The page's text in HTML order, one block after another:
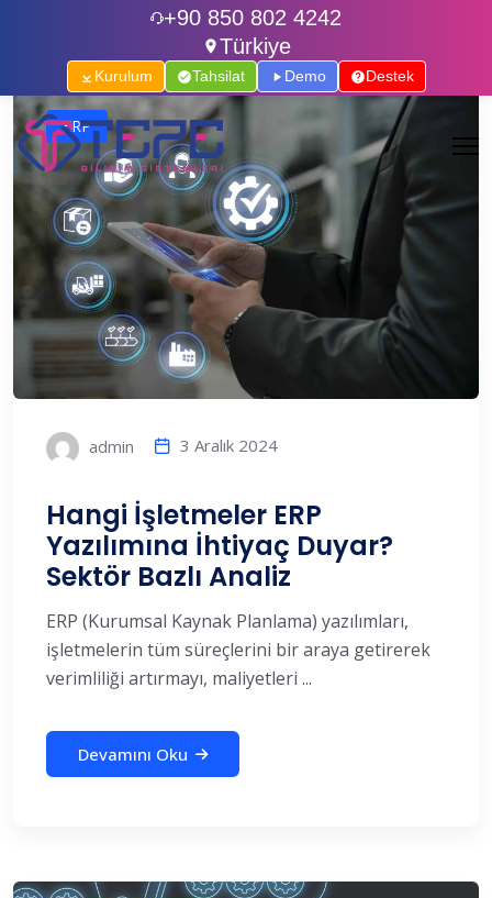
+90 850 802 4242
Türkiye
Kurulum Tahsilat Demo Destek
ERP
admin 3 Aralık 2024
Hangi İşletmeler ERP
Yazılımına İhtiyaç Duyar?
Sektör Bazlı Analiz
ERP (Kurumsal Kaynak Planlama) yazılımları,
işletmelerin tüm süreçlerini bir araya getirerek
verimliliği artırmayı, maliyetleri ...
Devamını Oku